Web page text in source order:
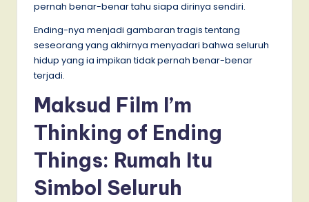
pernah benar-benar tahu siapa dirinya sendiri.
Ending-nya menjadi gambaran tragis tentang
seseorang yang akhirnya menyadari bahwa seluruh
hidup yang ia impikan tidak pernah benar-benar
terjadi.
Maksud Film I’m
Thinking of Ending
Things: Rumah Itu
Simbol Seluruh